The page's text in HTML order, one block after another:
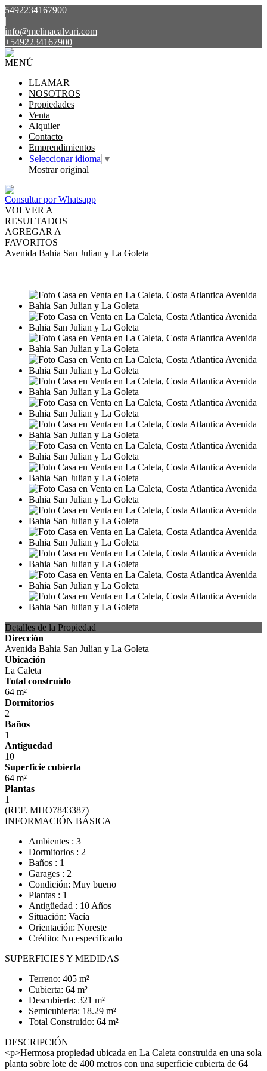
5492234167900
|
info@melinacalvari.com
+5492234167900
MENÚ
LLAMAR
NOSOTROS
Propiedades
Venta
Alquiler
Contacto
Emprendimientos
Seleccionar idioma ▼
Mostrar original
Consultar por Whatsapp
VOLVER A
RESULTADOS
AGREGAR A
FAVORITOS
Avenida Bahia San Julian y La Goleta
Detalles de la Propiedad
Dirección
Avenida Bahia San Julian y La Goleta
Ubicación
La Caleta
Total construido
64 m²
Dormitorios
2
Baños
1
Antiguedad
10
Superficie cubierta
64 m²
Plantas
1
(REF. MHO7843387)
INFORMACIÓN BÁSICA
Ambientes : 3
Dormitorios : 2
Baños : 1
Garages : 2
Condición: Muy bueno
Plantas : 1
Antigüedad : 10 Años
Situación: Vacía
Orientación: Noreste
Crédito: No especificado
SUPERFICIES Y MEDIDAS
Terreno: 405 m²
Cubierta: 64 m²
Descubierta: 321 m²
Semicubierta: 18.29 m²
Total Construido: 64 m²
DESCRIPCIÓN
<p>Hermosa propiedad ubicada en La Caleta construida en una sola
planta sobre lote de 400 metros con una superficie cubierta de 64